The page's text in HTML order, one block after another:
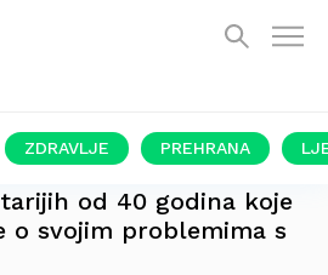
ZDRAVLJE PREHRANA
od 40 godina koje
o svojim problemima s